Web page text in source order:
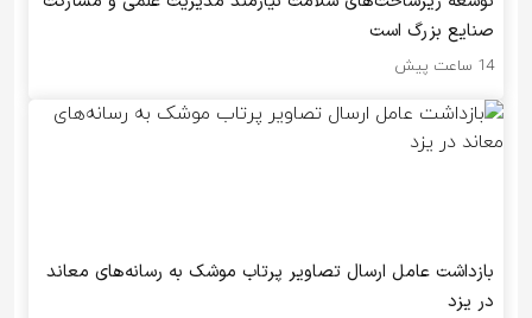
صنایع بزرگ است
14 ساعت پیش
بازداشت عامل ارسال تصاویر پرتاب موشک به رسانه‌های معاند
در یزد